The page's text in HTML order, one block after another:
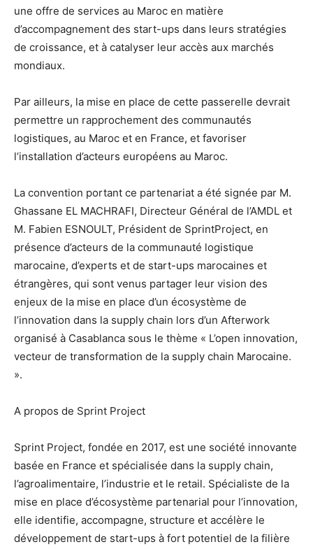
une offre de services au Maroc en matière
d’accompagnement des start-ups dans leurs stratégies
de croissance, et à catalyser leur accès aux marchés
mondiaux.
Par ailleurs, la mise en place de cette passerelle devrait
permettre un rapprochement des communautés
logistiques, au Maroc et en France, et favoriser
l’installation d’acteurs européens au Maroc.
La convention portant ce partenariat a été signée par M.
Ghassane EL MACHRAFI, Directeur Général de l’AMDL et
M. Fabien ESNOULT, Président de SprintProject, en
présence d’acteurs de la communauté logistique
marocaine, d’experts et de start-ups marocaines et
étrangères, qui sont venus partager leur vision des
enjeux de la mise en place d’un écosystème de
l’innovation dans la supply chain lors d’un Afterwork
organisé à Casablanca sous le thème « L’open innovation,
vecteur de transformation de la supply chain Marocaine.
».
A propos de Sprint Project
Sprint Project, fondée en 2017, est une société innovante
basée en France et spécialisée dans la supply chain,
l’agroalimentaire, l’industrie et le retail. Spécialiste de la
mise en place d’écosystème partenarial pour l’innovation,
elle identifie, accompagne, structure et accélère le
développement de start-ups à fort potentiel de la filière